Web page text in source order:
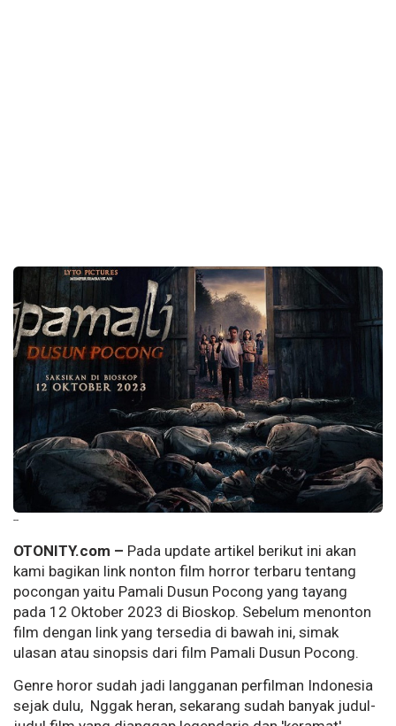
--
OTONITY.com – Pada update artikel berikut ini akan
kami bagikan link nonton film horror terbaru tentang
pocongan yaitu Pamali Dusun Pocong yang tayang
pada 12 Oktober 2023 di Bioskop. Sebelum menonton
film dengan link yang tersedia di bawah ini, simak
ulasan atau sinopsis dari film Pamali Dusun Pocong.
Genre horor sudah jadi langganan perfilman Indonesia
sejak dulu, Nggak heran, sekarang sudah banyak judul-